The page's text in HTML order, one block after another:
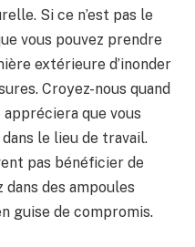
Si ce n’est pas le
vous pouvez prendre
extérieure d’inonder
Croyez-nous quand
que vous
le lieu de travail.
pas bénéficier de
des ampoules
guise de compromis.